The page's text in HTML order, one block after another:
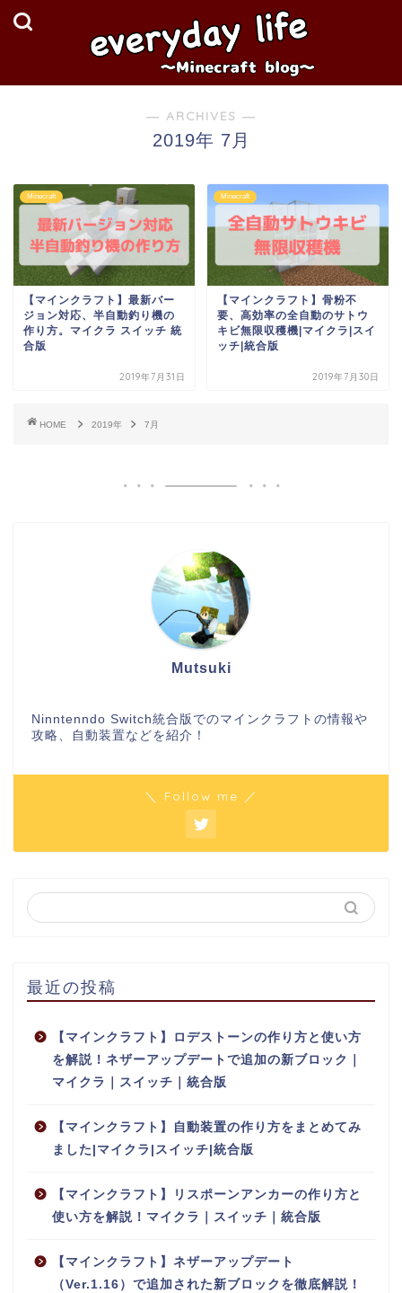
― ARCHIVES ―
2019年 7月
Minecraft
【マインクラフト】最新バー
ジョン対応、半自動釣り機の
作り方。マイクラ スイッチ 統
合版
2019年7月31日
Minecraft
【マインクラフト】骨粉不
要、高効率の全自動のサトウ
キビ無限収穫機|マイクラ|スイ
ッチ|統合版
2019年7月30日
HOME 2019年 7月
Mutsuki
Ninntenndo Switch統合版でのマインクラフトの情報や
攻略、自動装置などを紹介！
＼ Follow me ／
最近の投稿
【マインクラフト】ロデストーンの作り方と使い方
を解説！ネザーアップデートで追加の新ブロック｜
マイクラ｜スイッチ｜統合版
【マインクラフト】自動装置の作り方をまとめてみ
ました|マイクラ|スイッチ|統合版
【マインクラフト】リスポーンアンカーの作り方と
使い方を解説！マイクラ｜スイッチ｜統合版
【マインクラフト】ネザーアップデート
（Ver.1.16）で追加された新ブロックを徹底解説！